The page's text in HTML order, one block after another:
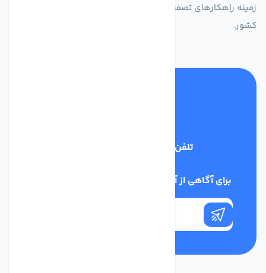
زمینه راهکارهای تصفیه آب و ایفای نقشی کلیدی در حفظ منابع آبی
کشور.
تلفن پشتیبانی
برای آگاهی از آخرین اخبار در خبرنامه ما عضو شوید